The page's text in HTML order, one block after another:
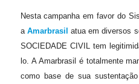
Nesta campanha em favor do
a Amarbrasil atua em diversos
SOCIEDADE CIVIL tem
lo. A Amarbrasil é totalmente
como base de sua